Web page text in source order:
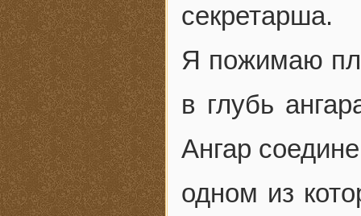
секретарша.
Я пожимаю
в глубь
Ангар
одном из